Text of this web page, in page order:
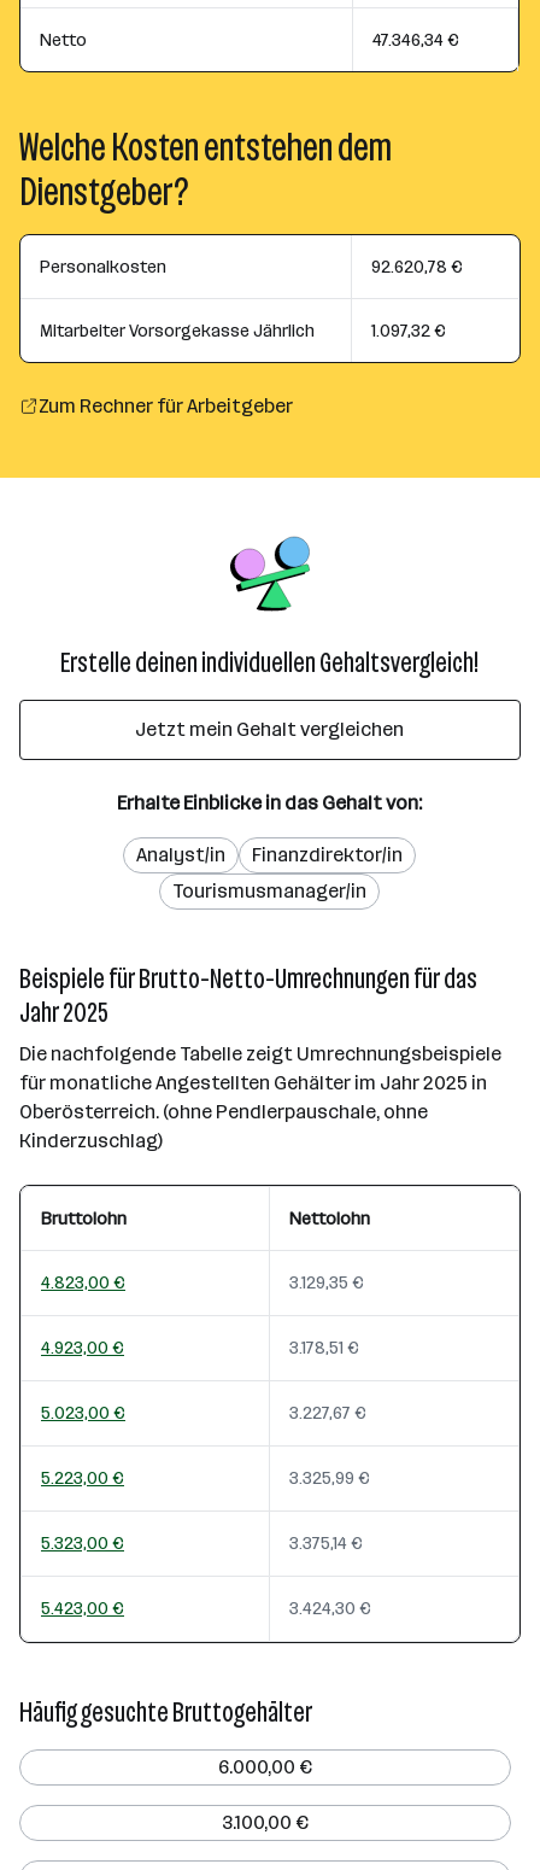
Netto 47.346,34 €
Welche Kosten entstehen dem
Dienstgeber?
Personalkosten 92.620,78 €
Mitarbeiter Vorsorgekasse Jährlich 1.097,32 €
Zum Rechner für Arbeitgeber
Erstelle deinen individuellen Gehaltsvergleich!
Jetzt mein Gehalt vergleichen
Erhalte Einblicke in das Gehalt von:
Analyst/in
Finanzdirektor/in
Tourismusmanager/in
Beispiele für Brutto-Netto-Umrechnungen für das
Jahr 2025
Die nachfolgende Tabelle zeigt Umrechnungsbeispiele
für monatliche Angestellten Gehälter im Jahr 2025 in
Oberösterreich. (ohne Pendlerpauschale, ohne
Kinderzuschlag)
Bruttolohn Nettolohn
4.823,00 € 3.129,35 €
4.923,00 € 3.178,51 €
5.023,00 € 3.227,67 €
5.223,00 € 3.325,99 €
5.323,00 € 3.375,14 €
5.423,00 € 3.424,30 €
Häufig gesuchte Bruttogehälter
6.000,00 €
3.100,00 €